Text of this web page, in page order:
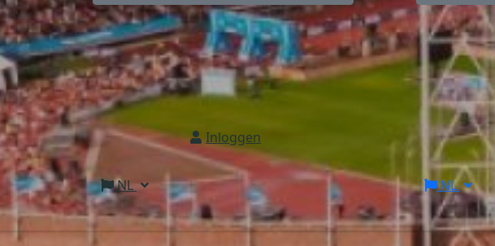
Inloggen
NL NL